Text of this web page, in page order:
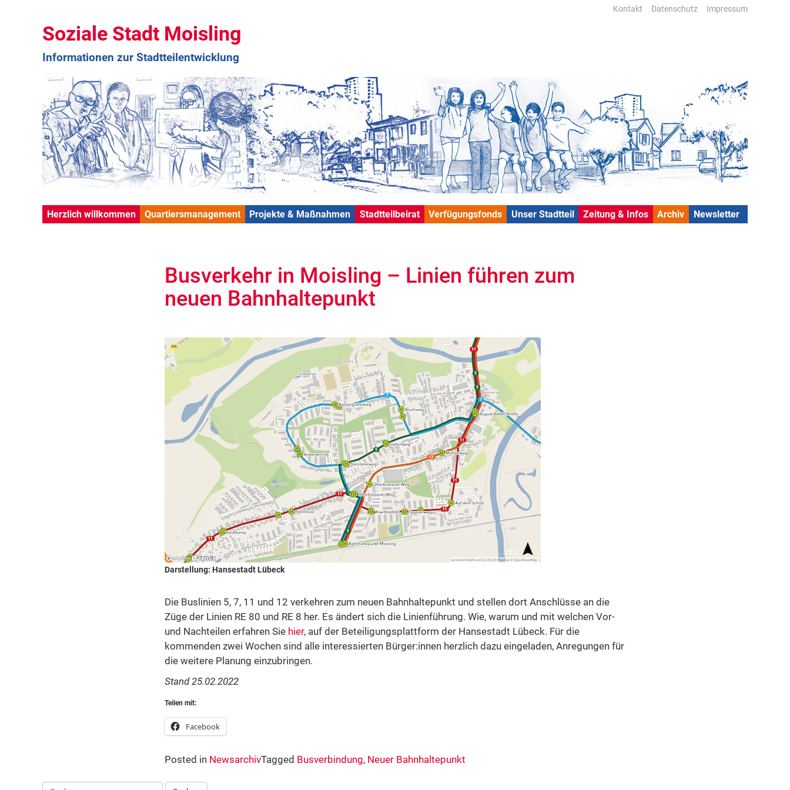
Kontakt Datenschutz Impressum
Soziale Stadt Moisling
Informationen zur Stadtteilentwicklung
Herzlich willkommen Quartiersmanagement Projekte & Maßnahmen Stadtteilbeirat Verfügungsfonds Unser Stadtteil Zeitung & Infos Archiv Newsletter
Busverkehr in Moisling – Linien führen zum
neuen Bahnhaltepunkt
Darstellung: Hansestadt Lübeck
Die Buslinien 5, 7, 11 und 12 verkehren zum neuen Bahnhaltepunkt und stellen dort Anschlüsse an die
Züge der Linien RE 80 und RE 8 her. Es ändert sich die Linienführung. Wie, warum und mit welchen Vor-
und Nachteilen erfahren Sie hier, auf der Beteiligungsplattform der Hansestadt Lübeck. Für die
kommenden zwei Wochen sind alle interessierten Bürger:innen herzlich dazu eingeladen, Anregungen für
die weitere Planung einzubringen.
Stand 25.02.2022
Teilen mit:
Facebook
Posted in NewsarchivTagged Busverbindung, Neuer Bahnhaltepunkt